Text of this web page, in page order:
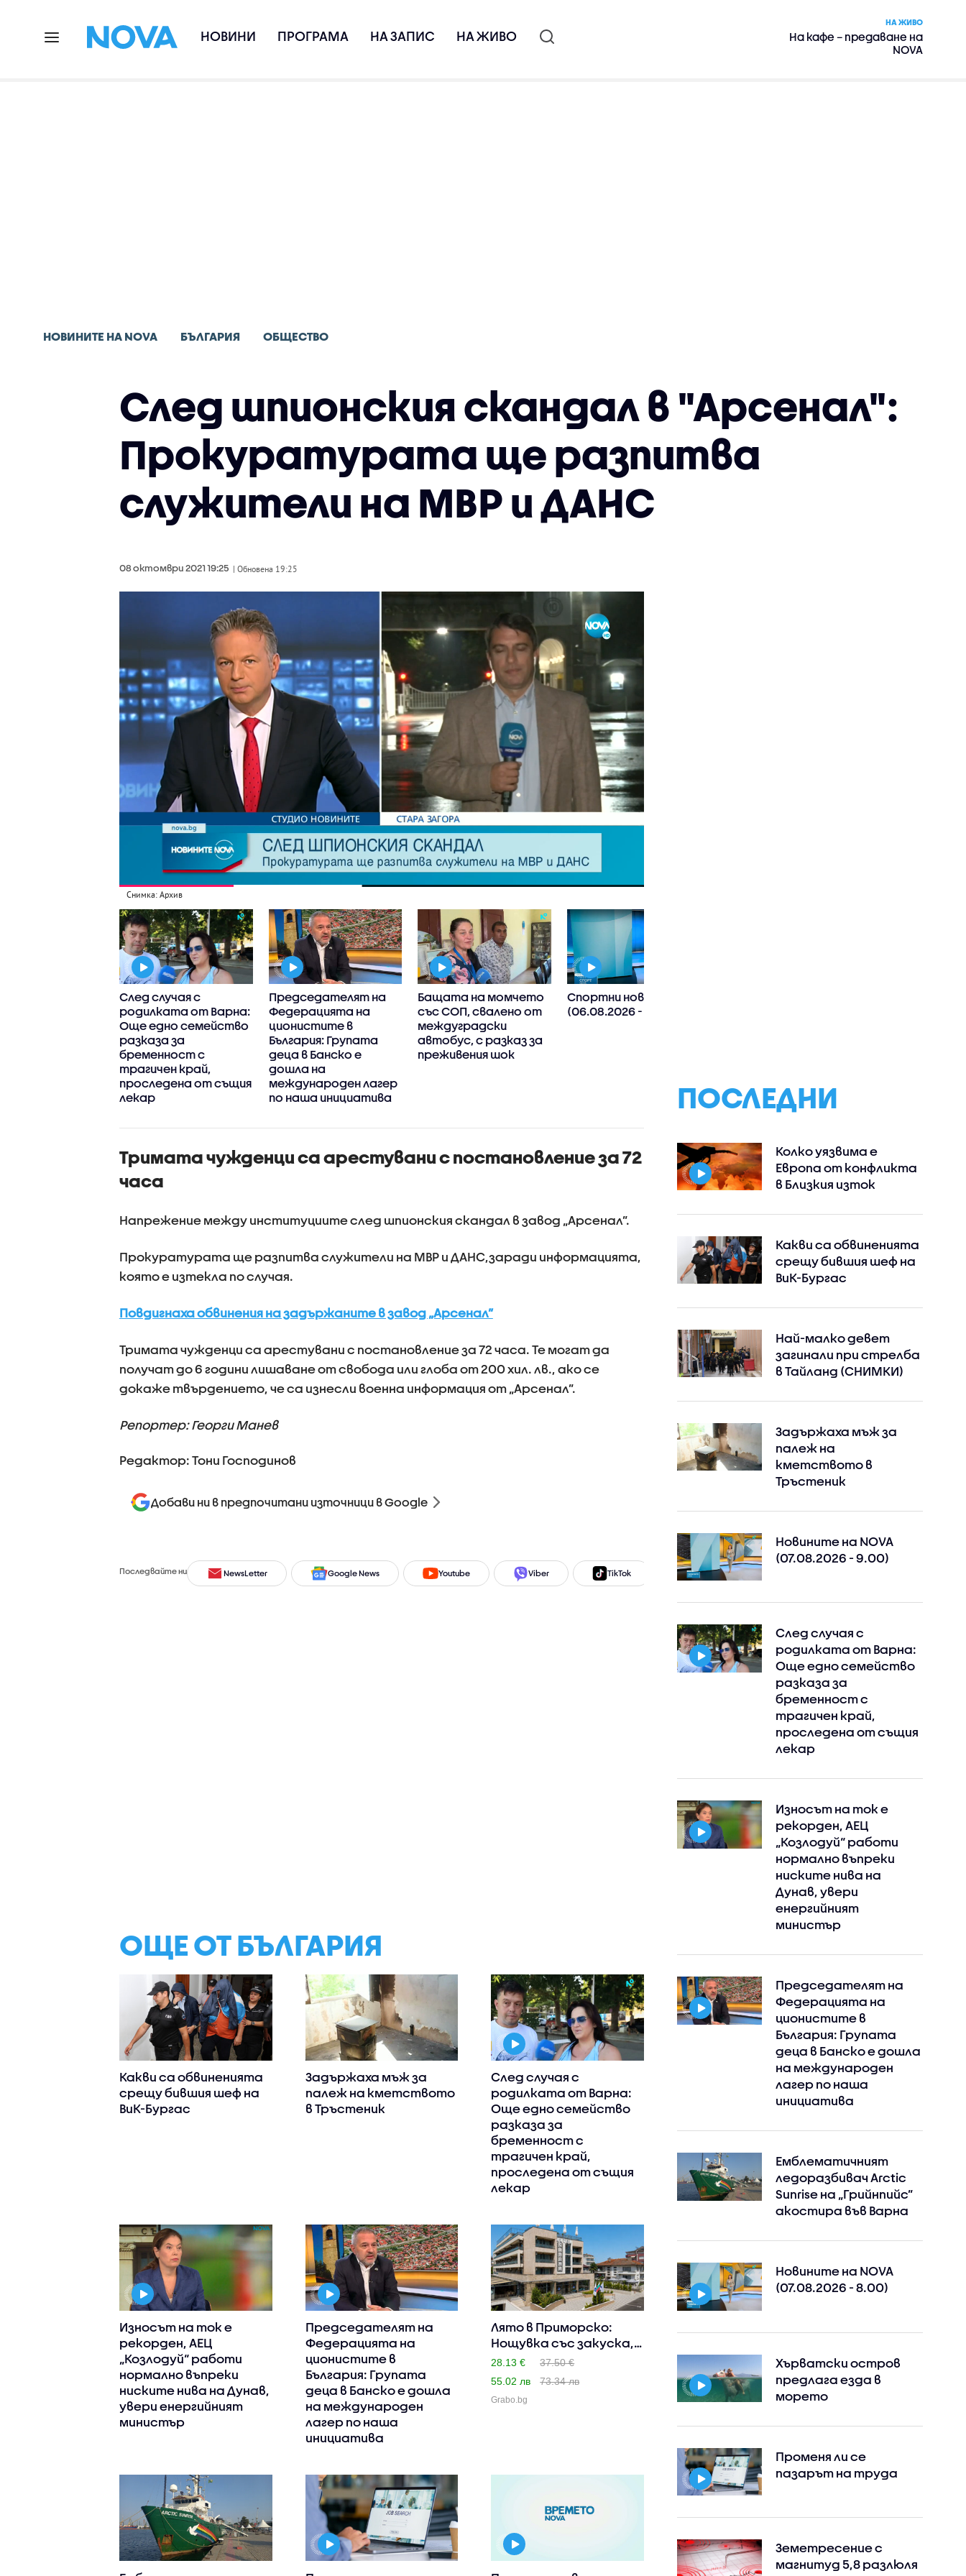
НОВИНИ ПРОГРАМА НА ЗАПИС НА ЖИВО
НА ЖИВО
На кафе – предаване на
NOVA
НОВИНИТЕ НА NOVA БЪЛГАРИЯ ОБЩЕСТВО
След шпионския скандал в "Арсенал":
Прокуратурата ще разпитва
служители на МВР и ДАНС
08 октомври 2021 19:25 | Обновена 19:25
Снимка: Архив
След случая с
родилката от Варна:
Още едно семейство
разказа за
бременност с
трагичен край,
проследена от същия
лекар
Председателят на
Федерацията на
ционистите в
България: Групата
деца в Банско е
дошла на
международен лагер
по наша инициатива
Бащата на момчето
със СОП, свалено от
междуградски
автобус, с разказ за
преживения шок
Спортни новини
(06.08.2026 - късна)
Тримата чужденци са арестувани с постановление за 72
часа
Напрежение между институциите след шпионския скандал в завод „Арсенал”.
Прокуратурата ще разпитва служители на МВР и ДАНС,заради информацията,
която е изтекла по случая.
Повдигнаха обвинения на задържаните в завод „Арсенал”
Тримата чужденци са арестувани с постановление за 72 часа. Те могат да
получат до 6 години лишаване от свобода или глоба от 200 хил. лв., ако се
докаже твърдението, че са изнесли военна информация от „Арсенал”.
Репортер: Георги Манев
Редактор: Тони Господинов
Добави ни в предпочитани източници в Google
Последвайте ни NewsLetter Google News Youtube Viber TikTok Instagram
ОЩЕ ОТ БЪЛГАРИЯ
Какви са обвиненията
срещу бившия шеф на
ВиК-Бургас
Задържаха мъж за
палеж на кметството
в Тръстеник
След случая с
родилката от Варна:
Още едно семейство
разказа за
бременност с
трагичен край,
проследена от същия
лекар
Износът на ток е
рекорден, АЕЦ
„Козлодуй“ работи
нормално въпреки
ниските нива на Дунав,
увери енергийният
министър
Председателят на
Федерацията на
ционистите в
България: Групата
деца в Банско е дошла
на международен
лагер по наша
инициатива
Лято в Приморско:
Нощувка със закуска,
с въз..
28.13 €
37.50 €
55.02 лв
73.34 лв
Grabo.bg
ПОСЛЕДНИ
Колко уязвима е
Европа от конфликта
в Близкия изток
Какви са обвиненията
срещу бившия шеф на
ВиК-Бургас
Най-малко девет
загинали при стрелба
в Тайланд (СНИМКИ)
Задържаха мъж за
палеж на
кметството в
Тръстеник
Новините на NOVA
(07.08.2026 - 9.00)
След случая с
родилката от Варна:
Още едно семейство
разказа за
бременност с
трагичен край,
проследена от същия
лекар
Износът на ток е
рекорден, АЕЦ
„Козлодуй“ работи
нормално въпреки
ниските нива на
Дунав, увери
енергийният
министър
Председателят на
Федерацията на
ционистите в
България: Групата
деца в Банско е дошла
на международен
лагер по наша
инициатива
Емблематичният
ледоразбивач Arctic
Sunrise на „Грийнпийс”
акостира във Варна
Новините на NOVA
(07.08.2026 - 8.00)
Хърватски остров
предлага езда в
морето
Променя ли се
пазарът на труда
Земетресение с
магнитуд 5,8 разлюля